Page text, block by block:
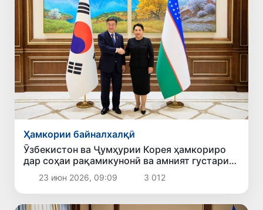
Ҳамкории байналхалқӣ
Ӯзбекистон ва Ҷумҳурии Корея ҳамкориро
дар соҳаи рақамикунонӣ ва амният густариш
медиҳанд
23 июн 2026, 09:09 3 012